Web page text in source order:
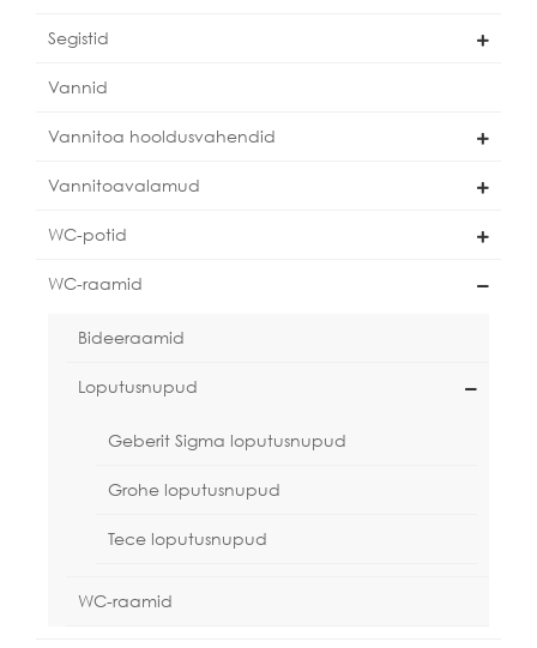
Segistid
Vannid
Vannitoa hooldusvahendid
Vannitoavalamud
WC-potid
WC-raamid
Bideeraamid
Loputusnupud
Geberit Sigma loputusnupud
Grohe loputusnupud
Tece loputusnupud
WC-raamid